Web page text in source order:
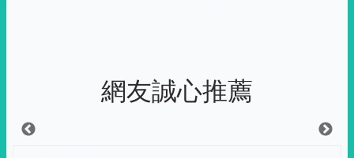
網友誠心推薦